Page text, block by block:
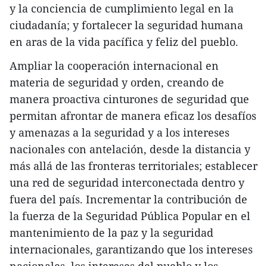
y la conciencia de cumplimiento legal en la
ciudadanía; y fortalecer la seguridad humana
en aras de la vida pacífica y feliz del pueblo.
Ampliar la cooperación internacional en
materia de seguridad y orden, creando de
manera proactiva cinturones de seguridad que
permitan afrontar de manera eficaz los desafíos
y amenazas a la seguridad y a los intereses
nacionales con antelación, desde la distancia y
más allá de las fronteras territoriales; establecer
una red de seguridad interconectada dentro y
fuera del país. Incrementar la contribución de
la fuerza de la Seguridad Pública Popular en el
mantenimiento de la paz y la seguridad
internacionales, garantizando que los intereses